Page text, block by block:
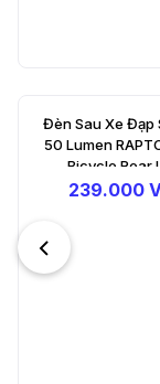
Bộ Chắn Bùn
Sau Xe Đạp
Folding
259.000